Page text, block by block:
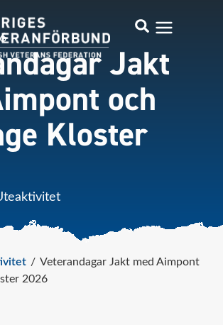
Jakt
och
Kloster
/ Veterandagar Jakt med Aimpont
2026